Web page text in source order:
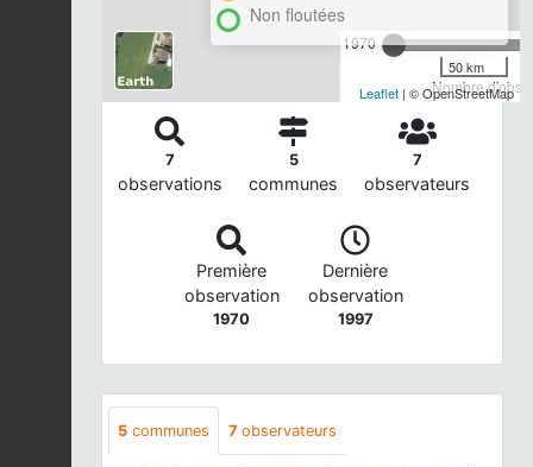
1970
Nombre
Non floutées
50 km
Leaflet | © OpenStreetMap
7
observations
5
communes
7
observateurs
Première
observation
1970
Dernière
observation
1997
5 communes 7 observateurs